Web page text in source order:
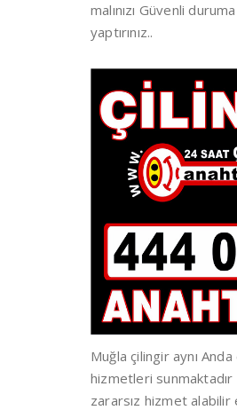
malınızı Güvenli
yaptırınız..
Muğla çilingir aynı
hizmetleri sunmaktadır
zararsız hizmet alabilir